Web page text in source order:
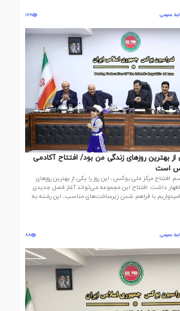
عمومی 128
از بهترین روزهای زندگی من بود/ افتتاح آکادمی
است
افتتاح مرکز ملی بوکس، این روز را یکی از بهترین روزهای
داشت: افتتاح این مجموعه می‌تواند آغاز فصل جدیدی
با فراهم شدن زیرساخت‌های مناسب، این رشته به
عمومی 88